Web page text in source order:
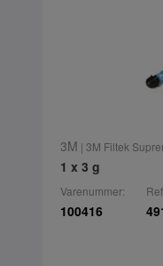
3M | 3M Filtek
1 x 3 g
Varenummer:
100416